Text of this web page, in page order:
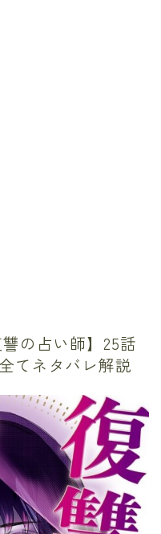
の占い師】25話
てネタバレ解説